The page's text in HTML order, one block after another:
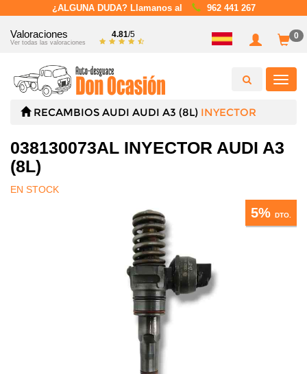
¿ALGUNA DUDA? Llamanos al 962 441 267
Valoraciones
Ver todas las valoraciones
4.81/5 0
RECAMBIOS AUDI AUDI A3 (8L) INYECTOR
038130073AL INYECTOR AUDI A3
(8L)
EN STOCK
5% DTO.